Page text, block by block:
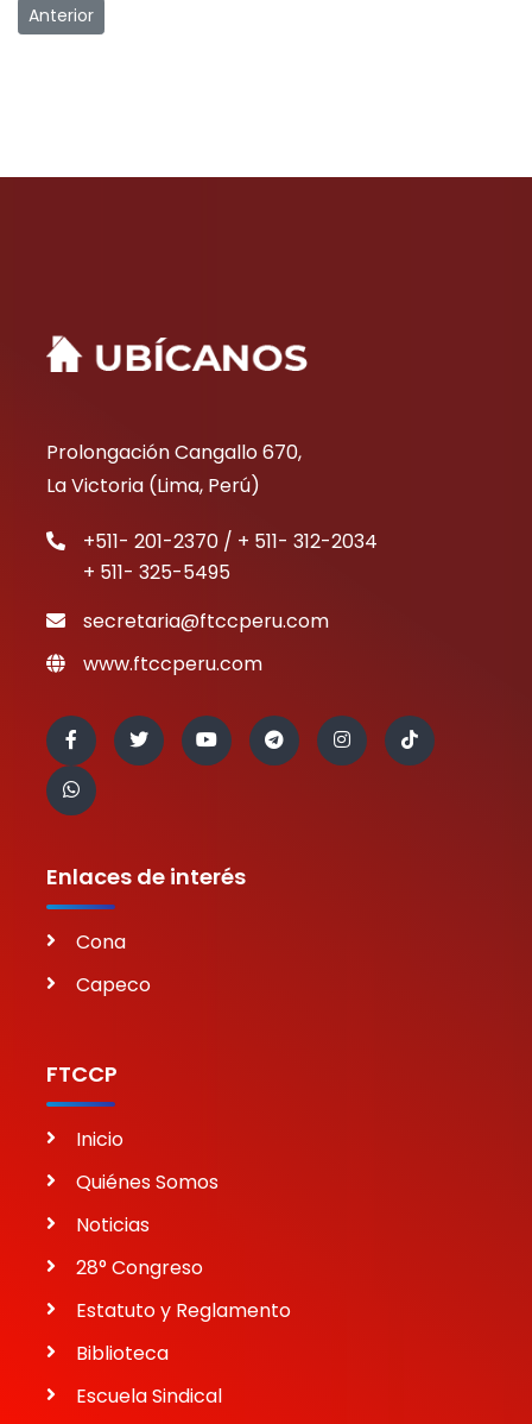
Artículo anterior: Certificación por competencias laborales
Anterior
Prolongación Cangallo 670,
La Victoria (Lima, Perú)
+511- 201-2370 / + 511- 312-2034
+ 511- 325-5495
secretaria@ftccperu.com
www.ftccperu.com
Enlaces de interés
Cona
Capeco
FTCCP
Inicio
Quiénes Somos
Noticias
28° Congreso
Estatuto y Reglamento
Biblioteca
Escuela Sindical